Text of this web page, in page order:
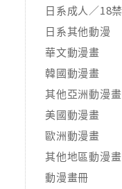
日系成人／18禁
日系其他動漫
華文動漫畫
韓國動漫畫
其他亞洲動漫畫
美國動漫畫
歐洲動漫畫
其他地區動漫畫
動漫畫冊